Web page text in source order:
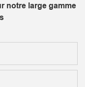
notre large gamme